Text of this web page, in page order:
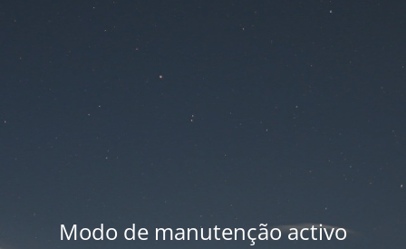
Modo de manutenção activo